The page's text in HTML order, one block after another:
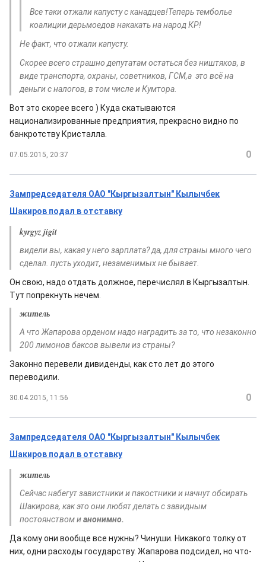
Все таки отжали капусту с канадцев!Теперь темболье
коалиции дерьмоедов накакать на народ КР!
Не факт, что отжали капусту.
Скорее всего страшно депутатам остаться без ништяков, в
виде транспорта, охраны, советников, ГСМ,а это всё на
деньги с налогов, в том числе и Кумтора.
Вот это скорее всего ) Куда скатываются
национализированные предприятия, прекрасно видно по
банкротству Кристалла.
07.05.2015, 20:37 0
Зампредседателя ОАО "Кыргызалтын" Кылычбек
Шакиров подал в отставку
kyrgyz jigit
видели вы, какая у него зарплата? да, для страны много чего
сделал. пусть уходит, незаменимых не бывает.
Он свою, надо отдать должное, перечислял в Кыргызалтын.
Тут попрекнуть нечем.
житель
А что Жапарова орденом надо наградить за то, что незаконно
200 лимонов баксов вывели из страны?
Законно перевели дивиденды, как сто лет до этого
переводили.
30.04.2015, 11:56 0
Зампредседателя ОАО "Кыргызалтын" Кылычбек
Шакиров подал в отставку
житель
Сейчас набегут завистники и пакостники и начнут обсирать
Шакирова, как это они любят делать с завидным
постоянством ианонимно.
Да кому они вообще все нужны? Чинуши. Никакого толку от
них, одни расходы государству. Жапарова подсидел, но что-